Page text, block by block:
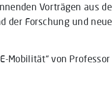
Vorträgen aus
der Forschung und
Mobilität“ von Professor